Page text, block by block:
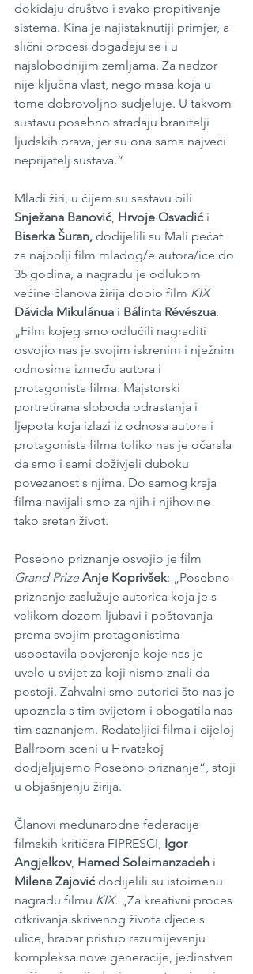
dokidaju društvo i svako propitivanje
sistema. Kina je najistaknutiji primjer, a
slični procesi događaju se i u
najslobodnijim zemljama. Za nadzor
nije ključna vlast, nego masa koja u
tome dobrovoljno sudjeluje. U takvom
sustavu posebno stradaju branitelji
ljudskih prava, jer su ona sama najveći
neprijatelj sustava.“
Mladi žiri, u čijem su sastavu bili
Snježana Banović, Hrvoje Osvadić i
Biserka Šuran, dodijelili su Mali pečat
za najbolji film mladog/e autora/ice do
35 godina, a nagradu je odlukom
većine članova žirija dobio film KIX
Dávida Mikulánua i Bálinta Révészua.
„Film kojeg smo odlučili nagraditi
osvojio nas je svojim iskrenim i nježnim
odnosima između autora i
protagonista filma. Majstorski
portretirana sloboda odrastanja i
ljepota koja izlazi iz odnosa autora i
protagonista filma toliko nas je očarala
da smo i sami doživjeli duboku
povezanost s njima. Do samog kraja
filma navijali smo za njih i njihov ne
tako sretan život.
Posebno priznanje osvojio je film
Grand Prize Anje Koprivšek: „Posebno
priznanje zaslužuje autorica koja je s
velikom dozom ljubavi i poštovanja
prema svojim protagonistima
uspostavila povjerenje koje nas je
uvelo u svijet za koji nismo znali da
postoji. Zahvalni smo autorici što nas je
upoznala s tim svijetom i obogatila nas
tim saznanjem. Redateljici filma i cijeloj
Ballroom sceni u Hrvatskoj
dodjeljujemo Posebno priznanje“, stoji
u objašnjenju žirija.
Članovi međunarodne federacije
filmskih kritičara FIPRESCI, Igor
Angjelkov, Hamed Soleimanzadeh i
Milena Zajović dodijelili su istoimenu
nagradu filmu KIX. „Za kreativni proces
otkrivanja skrivenog života djece s
ulice, hrabar pristup razumijevanju
kompleksa nove generacije, jedinstven